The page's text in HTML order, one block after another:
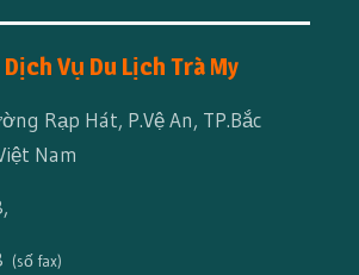
Dịch Vụ Du Lịch Trà My
Rạp Hát, P.Vệ An, TP.Bắc
Nam
,
(số fax)